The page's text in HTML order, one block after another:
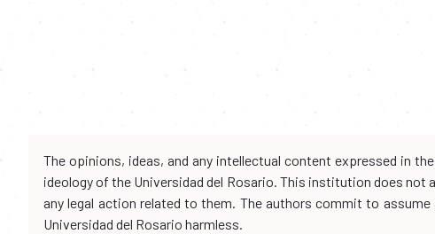
The opinions, ideas, and any intellectual content expressed in
ideology of the Universidad del Rosario. This institution does
any legal action related to them. The authors commit to
Universidad del Rosario harmless.